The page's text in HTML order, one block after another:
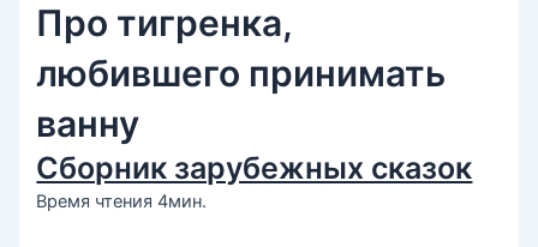
Про тигренка,
любившего принимать
ванну
Сборник зарубежных сказок
Время чтения 4мин.